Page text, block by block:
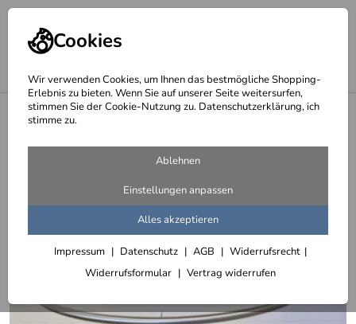
Cookies
Wir verwenden Cookies, um Ihnen das bestmögliche Shopping-
Erlebnis zu bieten. Wenn Sie auf unserer Seite weitersurfen,
stimmen Sie der Cookie-Nutzung zu. Datenschutzerklärung, ich
stimme zu.
Ablehnen
Einstellungen anpassen
Alles akzeptieren
Impressum Datenschutz AGB
Widerrufsrecht
Widerrufsformular
Vertrag widerrufen
gebogene Vorhangstange für einen Windfang